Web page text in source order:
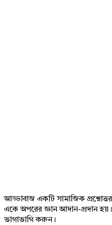
আড্ডাবাজ একটি সামাজিক প্রশ্নোত্তর
একে অপরের জ্ঞান আদান-প্রদান
ভাগাভাগি করুন।